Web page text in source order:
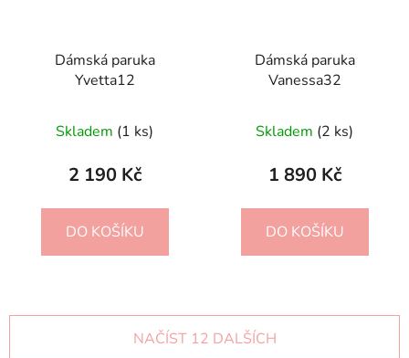
Dámská paruka
Yvetta12
Skladem (1 ks)
2 190 Kč
DO KOŠÍKU
Dámská paruka
Vanessa32
Skladem (2 ks)
1 890 Kč
DO KOŠÍKU
NAČÍST 12 DALŠÍCH